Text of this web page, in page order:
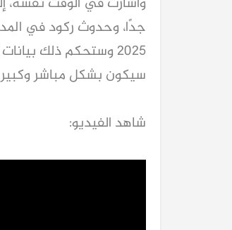
جدًا، وحدوث ركود في
2025 وستحكم ذلك
سيكون بشكل مباشر
شاهد الفيديو: